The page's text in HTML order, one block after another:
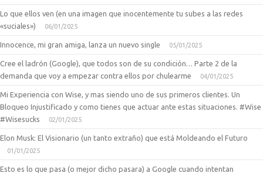
Lo que ellos ven (en una imagen que inocentemente tu subes a las redes
«suciales»)
06/01/2025
Innocence, mi gran amiga, lanza un nuevo single 05/01/2025
Cree el ladrón (Google), que todos son de su condición… Parte 2 de la
demanda que voy a empezar contra ellos por chulearme
04/01/2025
Mi Experiencia con Wise, y mas siendo uno de sus primeros clientes. Un
Bloqueo Injustificado y como tienes que actuar ante estas situaciones. #Wise
#Wisesucks
02/01/2025
Elon Musk: El Visionario (un tanto extraño) que está Moldeando el Futuro
01/01/2025
Esto es lo que pasa (o mejor dicho pasara) a Google cuando intentan